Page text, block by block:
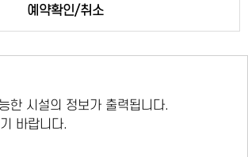
예약확인/취소
한 시설의 정보가 출력됩니다.
바랍니다.